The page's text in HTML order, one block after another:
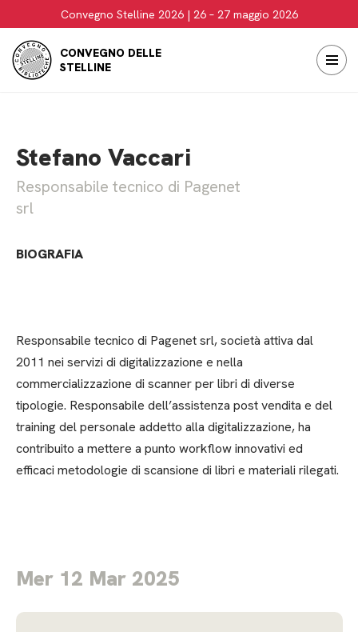
Vai
al
Convegno Stelline 2026 | 26 – 27 maggio 2026
CONVEGNO DELLE
STELLINE
Stefano Vaccari
Responsabile tecnico di Pagenet
srl
BIOGRAFIA
Responsabile tecnico di Pagenet srl, società attiva dal
2011 nei servizi di digitalizzazione e nella
commercializzazione di scanner per libri di diverse
tipologie. Responsabile dell’assistenza post vendita e del
training del personale addetto alla digitalizzazione, ha
contribuito a mettere a punto workflow innovativi ed
efficaci metodologie di scansione di libri e materiali rilegati.
Mer 12 Mar 2025